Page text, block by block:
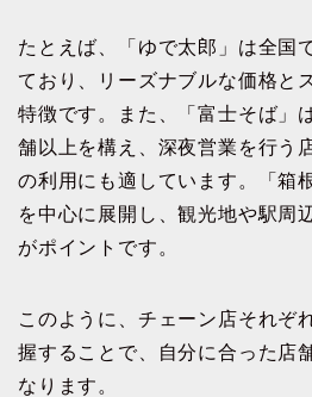
たとえば、「ゆで太郎」は全国
ており、リーズナブルな価格と
特徴です。また、「富士そば」
舗以上を構え、深夜営業を行う
の利用にも適しています。「箱
を中心に展開し、観光地や駅周
がポイントです。
このように、チェーン店それぞ
握することで、自分に合った店
なります。